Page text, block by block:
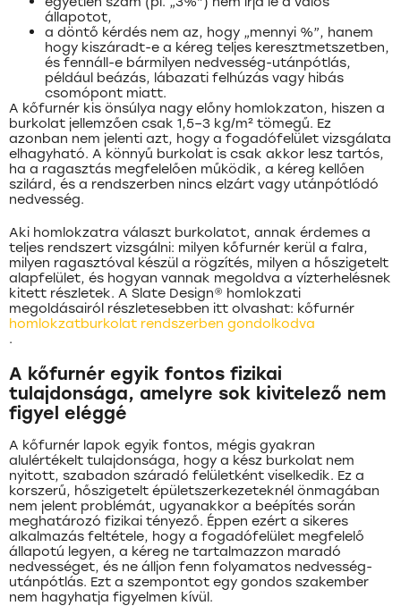
állapotot,
a döntő kérdés nem az, hogy „mennyi %”, hanem
hogy kiszáradt-e a kéreg teljes keresztmetszetben,
és fennáll-e bármilyen nedvesség-utánpótlás,
például beázás, lábazati felhúzás vagy hibás
csomópont miatt.
A kőfurnér kis önsúlya nagy előny homlokzaton, hiszen a
burkolat jellemzően csak 1,5–3 kg/m² tömegű. Ez
azonban nem jelenti azt, hogy a fogadófelület vizsgálata
elhagyható. A könnyű burkolat is csak akkor lesz tartós,
ha a ragasztás megfelelően működik, a kéreg kellően
szilárd, és a rendszerben nincs elzárt vagy utánpótlódó
nedvesség.
Aki homlokzatra választ burkolatot, annak érdemes a
teljes rendszert vizsgálni: milyen kőfurnér kerül a falra,
milyen ragasztóval készül a rögzítés, milyen a hőszigetelt
alapfelület, és hogyan vannak megoldva a vízterhelésnek
kitett részletek. A Slate Design® homlokzati
megoldásairól részletesebben itt olvashat: kőfurnér
homlokzatburkolat rendszerben gondolkodva
.
A kőfurnér egyik fontos fizikai
tulajdonsága, amelyre sok kivitelező nem
figyel eléggé
A kőfurnér lapok egyik fontos, mégis gyakran
alulértékelt tulajdonsága, hogy a kész burkolat nem
nyitott, szabadon száradó felületként viselkedik. Ez a
korszerű, hőszigetelt épületszerkezeteknél önmagában
nem jelent problémát, ugyanakkor a beépítés során
meghatározó fizikai tényező. Éppen ezért a sikeres
alkalmazás feltétele, hogy a fogadófelület megfelelő
állapotú legyen, a kéreg ne tartalmazzon maradó
nedvességet, és ne álljon fenn folyamatos nedvesség-
utánpótlás. Ezt a szempontot egy gondos szakember
nem hagyhatja figyelmen kívül.